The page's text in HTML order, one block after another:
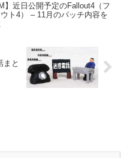
】近日公開予定のFallout4（フ
ト4） – 11月のパッチ内容を
まと